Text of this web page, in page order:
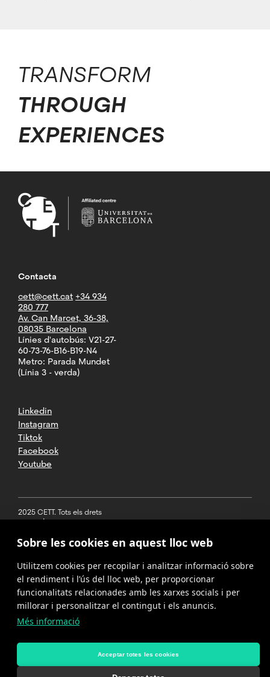
TRANSFORM
THROUGH
EXPERIENCES
Contacta
cett@cett.cat +34 934
280 777
Av. Can Marcet, 36-38,
08035 Barcelona
Línies d'autobús: V21-27-
60-73-76-B16-B19-N4
Metro: Parada Mundet
(Línia 3 - verda)
Linkedin
Instagram
Tiktok
Facebook
Youtube
2025 CETT. Tots els drets
reservats
Avís legal
Política de
privacitat
Cookies
Política del
canal de
Sobre les cookies en aquest lloc web
Utilitzem cookies per recopilar i analitzar informació sobre
el rendiment i l’ús del lloc web, per proporcionar
funcionalitats relacionades amb les xarxes socials i per
millorar i personalitzar el contingut i els anuncis.
Més informació
Acceptar totes les cookies